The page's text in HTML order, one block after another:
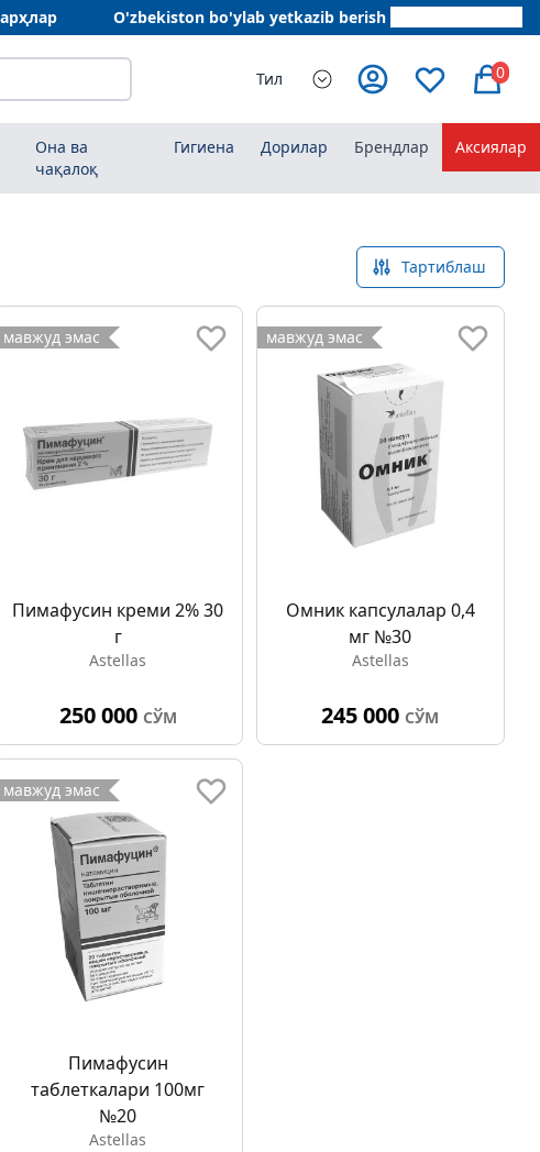
O'zbekiston bo'ylab yetkazib berish
Тил 0
Она ва
чақалоқ
Гигиена Дорилар Брендлар Аксиялар
Тартиблаш
мавжуд эмас
Пимафуcин креми 2% 30
г
Astellas
250 000 СЎМ
мавжуд эмас
Омник капсулалар 0,4
мг №30
Astellas
245 000 СЎМ
мавжуд эмас
Пимафуcин
таблеткалари 100мг
№20
Astellas